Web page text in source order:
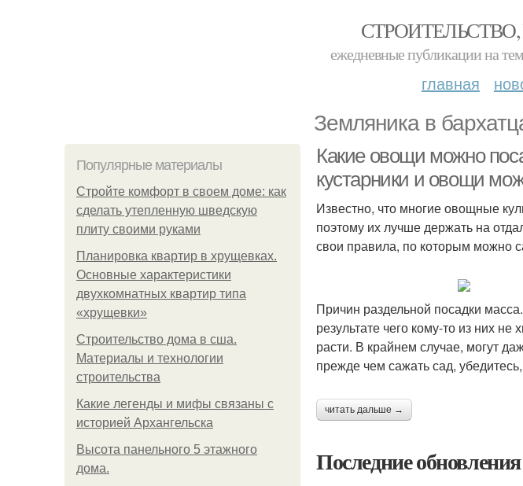
ежедневные публикации на
главная
Земляника в
Популярные материалы
Стройте комфорт в своем доме: как
сделать утепленную шведскую
плиту своими руками
Планировка квартир в хрущевках.
Основные характеристики
двухкомнатных квартир типа
«хрущевки»
Строительство дома в сша.
Материалы и технологии
строительства
Какие легенды и мифы связаны с
историей Архангельска
Высота панельного 5 этажного
дома.
Какие овощи можно
кустарники и овощи
Известно, что многие овощные
поэтому их лучше держать на
свои правила, по которым можно
Причин раздельной посадки
результате чего кому-то из них
расти. В крайнем случае, могут
прежде чем сажать сад,
читать дальше →
Последние